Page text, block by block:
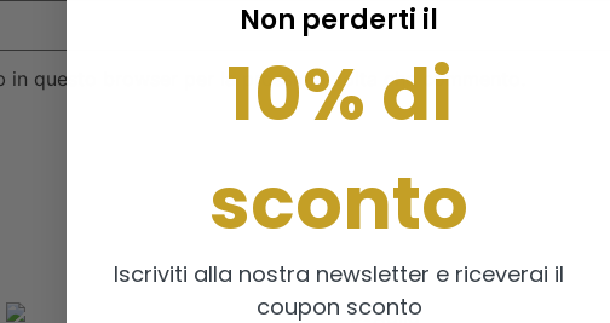
questo browser per la prossima volta che commento.
Non perderti il
10% di
sconto
Iscriviti alla nostra newsletter e riceverai il
coupon sconto